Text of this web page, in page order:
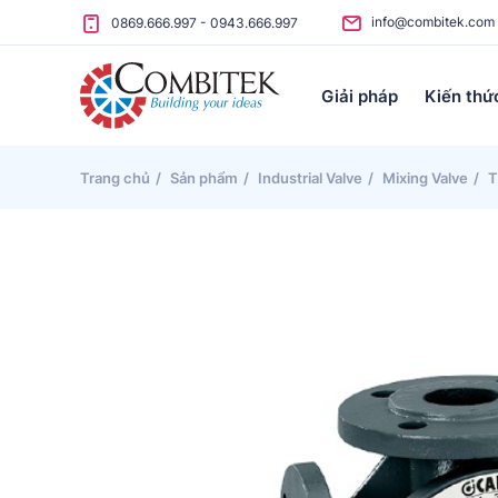
Skip to content
0869.666.997 - 0943.666.997 info@combitek.com
Giải pháp Kiến
Trang chủ Sản phẩm Industrial Valve Mixing Valve